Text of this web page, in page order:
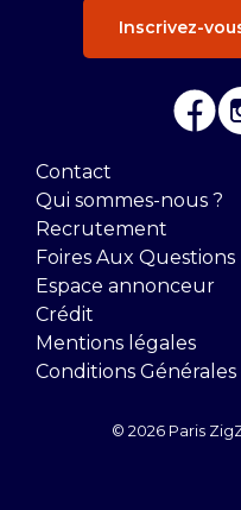
Inscrivez-
Contact
Qui sommes-nous ?
Recrutement
Foires Aux Questions
Espace annonceur
Crédit
Mentions légales
Conditions
© 2026 Paris